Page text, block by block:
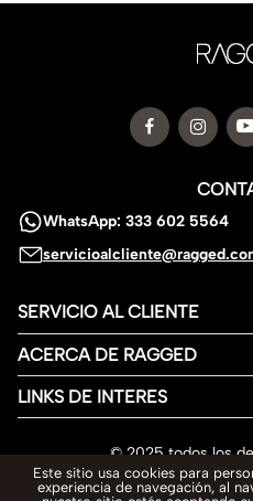
WhatsApp: 333 602 5564
SERVICIO AL CLIENTE
ACERCA DE RAGGED
LINKS DE INTERES
© 2025 todos los
Este sitio usa cookies para
experiencia de navegación, al